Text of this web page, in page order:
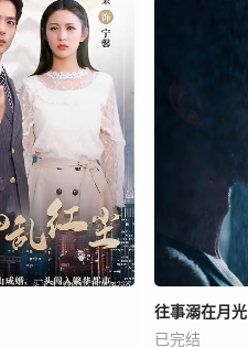
往事溺在月光
已完结